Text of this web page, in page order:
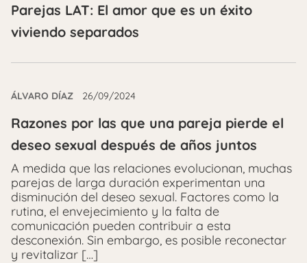
Parejas LAT: El amor que es un éxito
viviendo separados
ÁLVARO DÍAZ 26/09/2024
Razones por las que una pareja pierde el
deseo sexual después de años juntos
A medida que las relaciones evolucionan, muchas
parejas de larga duración experimentan una
disminución del deseo sexual. Factores como la
rutina, el envejecimiento y la falta de
comunicación pueden contribuir a esta
desconexión. Sin embargo, es posible reconectar
y revitalizar […]